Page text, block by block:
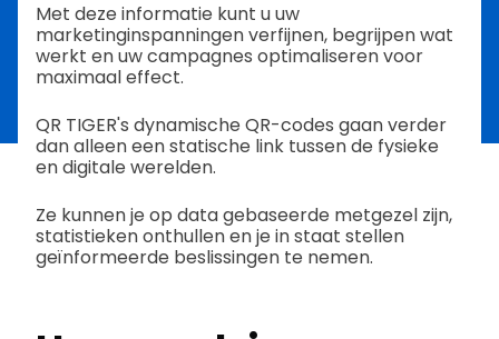
Met deze informatie kunt u uw
marketinginspanningen verfijnen, begrijpen wat
werkt en uw campagnes optimaliseren voor
maximaal effect.
QR TIGER's dynamische QR-codes gaan verder
dan alleen een statische link tussen de fysieke
en digitale werelden.
Ze kunnen je op data gebaseerde metgezel zijn,
statistieken onthullen en je in staat stellen
geïnformeerde beslissingen te nemen.